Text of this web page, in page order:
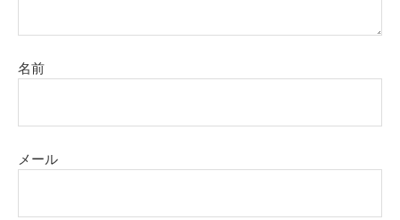
名前
メール